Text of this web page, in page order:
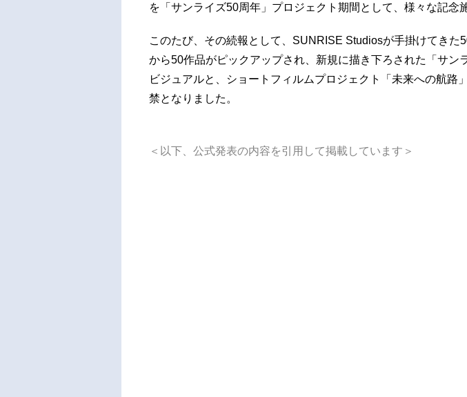
を「サンライズ50周年」プロジェクト期間として、様々な記念
このたび、その続報として、SUNRISE Studiosが手掛けてきた
から50作品がピックアップされ、新規に描き下ろされた「サン
ビジュアルと、ショートフィルムプロジェクト「未来への航路
禁となりました。
＜以下、公式発表の内容を引用して掲載しています＞